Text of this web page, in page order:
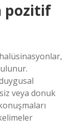
pozitif
veya donuk